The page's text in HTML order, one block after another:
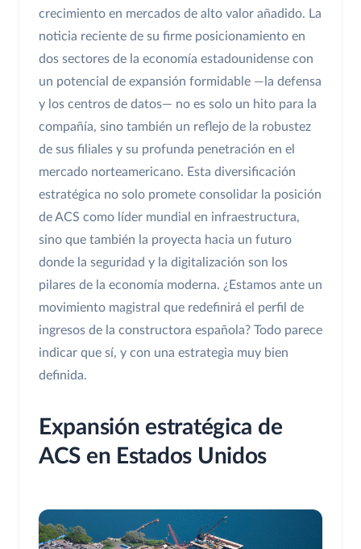
crecimiento en mercados de alto valor añadido. La
noticia reciente de su firme posicionamiento en
dos sectores de la economía estadounidense con
un potencial de expansión formidable —la defensa
y los centros de datos— no es solo un hito para la
compañía, sino también un reflejo de la robustez
de sus filiales y su profunda penetración en el
mercado norteamericano. Esta diversificación
estratégica no solo promete consolidar la posición
de ACS como líder mundial en infraestructura,
sino que también la proyecta hacia un futuro
donde la seguridad y la digitalización son los
pilares de la economía moderna. ¿Estamos ante un
movimiento magistral que redefinirá el perfil de
ingresos de la constructora española? Todo parece
indicar que sí, y con una estrategia muy bien
definida.
Expansión estratégica de
ACS en Estados Unidos